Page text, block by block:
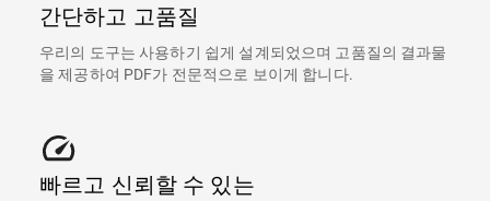
간단하고 고품질
우리의 도구는 사용하기 쉽게 설계되었으며 고품질의 결과물
을 제공하여 PDF가 전문적으로 보이게 합니다.
빠르고 신뢰할 수 있는